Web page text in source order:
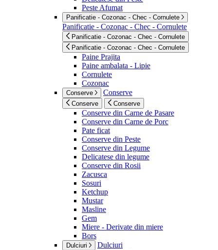
Peste Afumat
Panificatie - Cozonac - Chec - Cornulete
Panificatie - Cozonac - Chec - Cornulete
Panificatie - Cozonac - Chec - Cornulete
Panificatie - Cozonac - Chec - Cornulete
Paine Prajita
Paine ambalata - Lipie
Cornulete
Cozonac
Conserve Conserve
Conserve Conserve
Conserve din Carne de Pasare
Conserve din Carne de Porc
Pate ficat
Conserve din Peste
Conserve din Legume
Delicatese din legume
Conserve din Rosii
Zacusca
Sosuri
Ketchup
Mustar
Masline
Gem
Miere - Derivate din miere
Bors
Dulciuri Dulciuri